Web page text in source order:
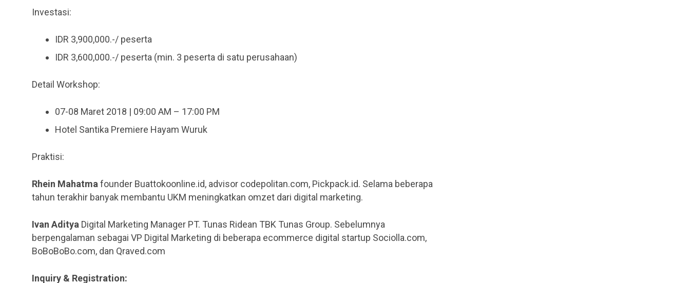
Investasi:
IDR 3,900,000.-/ peserta
IDR 3,600,000.-/ peserta (min. 3 peserta di satu perusahaan)
Detail Workshop:
07-08 Maret 2018 | 09:00 AM – 17:00 PM
Hotel Santika Premiere Hayam Wuruk
Praktisi:
Rhein Mahatma founder Buattokoonline.id, advisor codepolitan.com, Pickpack.id. Selama beberapa
tahun terakhir banyak membantu UKM meningkatkan omzet dari digital marketing.
Ivan Aditya Digital Marketing Manager PT. Tunas Ridean TBK Tunas Group. Sebelumnya
berpengalaman sebagai VP Digital Marketing di beberapa ecommerce digital startup Sociolla.com,
BoBoBoBo.com, dan Qraved.com
Inquiry & Registration: